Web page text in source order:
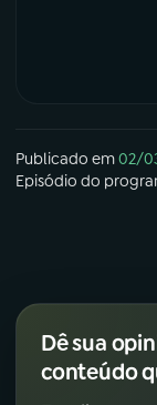
Publicado em02/
Episódio do
Dê sua
conteúdo